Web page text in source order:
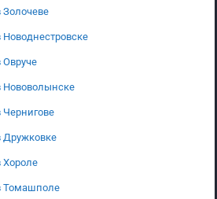
Овруче
Нововолынске
Дружковке
Хороле
Томашполе